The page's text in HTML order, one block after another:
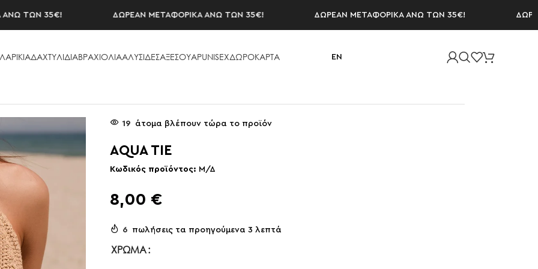
ΤΩΝ 35€! ΔΩΡΕΑΝ ΜΕΤΑΦΟΡΙΚΑ ΑΝΩ ΤΩΝ 35€! ΔΩΡΕΑΝ ΜΕΤΑΦΟΡΙΚΑ ΑΝΩ ΤΩΝ 35€! ΔΩΡΕΑΝ
ΔΑΧΤΥΛΙΔΙΑΒΡΑΧΙΟΛΙΑΑΛΥΣΙΔΕΣΑΞΕΣΟΥAΡUNISEXΔΩΡΟΚΑΡΤΑ EN
19 άτομα βλέπουν τώρα το προϊόν
AQUA TIE
Κωδικός προϊόντος: Μ/Δ
8,00 €
6 πωλήσεις τα προηγούμενα 3 λεπτά
ΧΡΏΜΑ